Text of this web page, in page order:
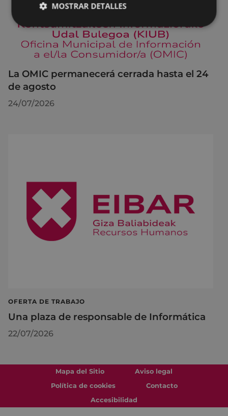
La OMIC permanecerá cerrada hasta el 24
de agosto
24/07/2026
OFERTA DE TRABAJO
Una plaza de responsable de Informática
22/07/2026
Mapa del Sitio
Aviso legal
Política de cookies
Contacto
Accesibilidad
MOSTRAR DETALLES